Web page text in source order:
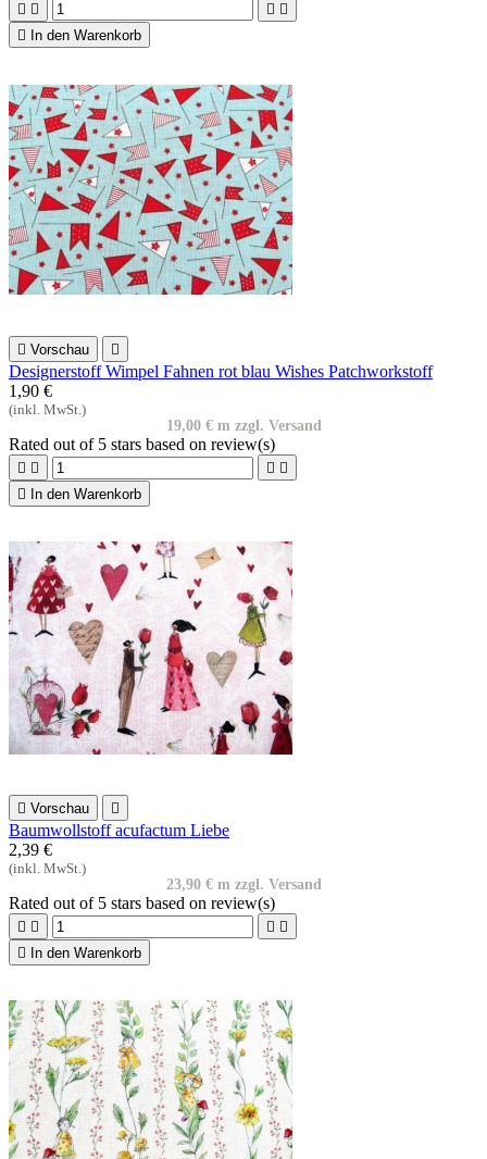
   

In den Warenkorb
 Vorschau 
Designerstoff Wimpel Fahnen rot blau Wishes Patchworkstoff
1,90 €
(inkl. MwSt.)
19,00 € m zzgl. Versand
Rated out of 5 stars based on review(s)
   

In den Warenkorb
 Vorschau 
Baumwollstoff acufactum Liebe
2,39 €
(inkl. MwSt.)
23,90 € m zzgl. Versand
Rated out of 5 stars based on review(s)
   

In den Warenkorb